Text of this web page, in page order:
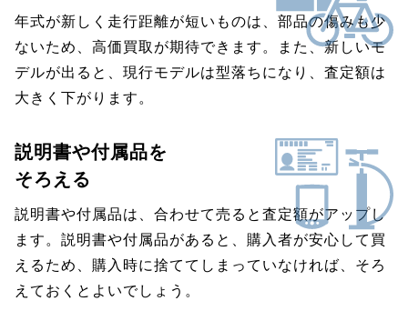
年式が新しく走行距離が短いものは、部品の傷みも少
ないため、高価買取が期待できます。また、新しいモ
デルが出ると、現行モデルは型落ちになり、査定額は
大きく下がります。
説明書や付属品を
そろえる
説明書や付属品は、合わせて売ると査定額がアップし
ます。説明書や付属品があると、購入者が安心して買
えるため、購入時に捨ててしまっていなければ、そろ
えておくとよいでしょう。